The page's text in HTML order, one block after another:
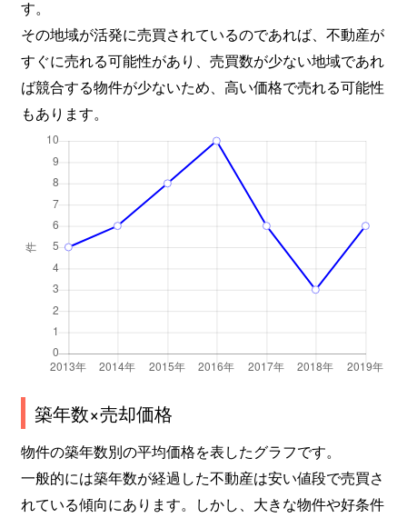
す。
その地域が活発に売買されているのであれば、不動産が
すぐに売れる可能性があり、売買数が少ない地域であれ
ば競合する物件が少ないため、高い価格で売れる可能性
もあります。
築年数×売却価格
物件の築年数別の平均価格を表したグラフです。
一般的には築年数が経過した不動産は安い値段で売買さ
れている傾向にあります。しかし、大きな物件や好条件